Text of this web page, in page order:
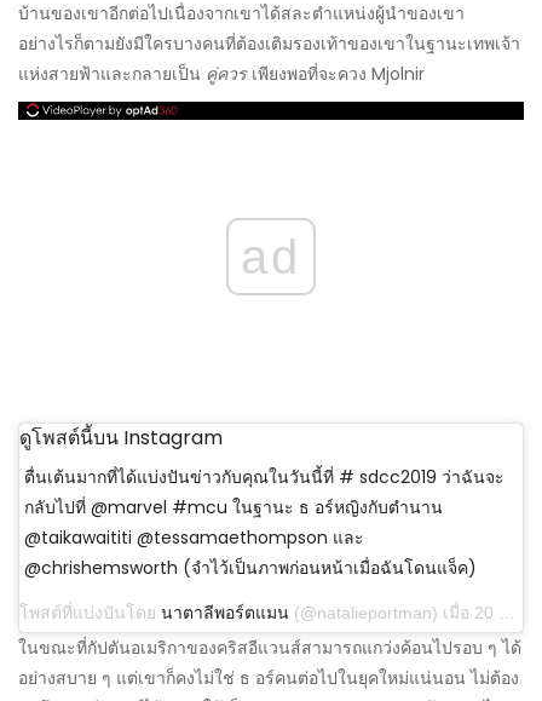
บ้านของเขาอีกต่อไปเนื่องจากเขาได้สละตำแหน่งผู้นำของเขา
อย่างไรก็ตามยังมีใครบางคนที่ต้องเติมรองเท้าของเขาในฐานะเทพเจ้า
แห่งสายฟ้าและกลายเป็น คู่ควรเพียงพอที่จะควง Mjolnir
ad
ดูโพสต์นี้บน Instagram
ตื่นเต้นมากที่ได้แบ่งปันข่าวกับคุณในวันนี้ที่ # sdcc2019 ว่าฉันจะ
กลับไปที่ @marvel #mcu ในฐานะ ธ อร์หญิงกับตำนาน
@taikawaititi @tessamaethompson และ
@chrishemsworth (จำไว้เป็นภาพก่อนหน้าเมื่อฉันโดนแจ็ค)
โพสต์ที่แบ่งปันโดย นาตาลีพอร์ตแมน (@natalieportman) เมื่อ 20 ก.ค. 2019 เวลา 23:42 น. PDT
ในขณะที่กัปตันอเมริกาของคริสอีแวนส์สามารถแกว่งค้อนไปรอบ ๆ ได้
อย่างสบาย ๆ แต่เขาก็คงไม่ใช่ ธ อร์คนต่อไปในยุคใหม่แน่นอน ไม่ต้อง